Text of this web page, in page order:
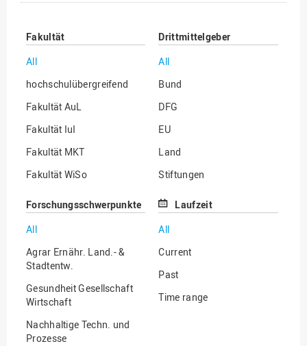
filter
Fakultät
All
hochschulübergreifend
Fakultät AuL
Fakultät IuI
Fakultät MKT
Fakultät WiSo
Drittmittelgeber
All
Bund
DFG
EU
Land
Stiftungen
Sonstige
Forschungsschwerpunkte
All
Agrar Ernähr. Land.- &
Stadtentw.
Gesundheit Gesellschaft
Wirtschaft
Nachhaltige Techn. und
Prozesse
Laufzeit
All
Current
Past
Time range